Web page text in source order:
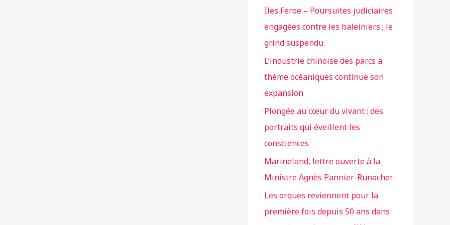
Iles Feroe – Poursuites judiciaires
engagées contre les baleiniers ; le
grind suspendu.
L’industrie chinoise des parcs à
thème océaniques continue son
expansion
Plongée au cœur du vivant : des
portraits qui éveillent les
consciences
Marineland, lettre ouverte à la
Ministre Agnès Pannier-Runacher
Les orques reviennent pour la
première fois depuis 50 ans dans